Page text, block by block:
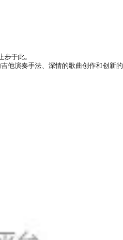
于此。
演奏手法、深情的歌曲创作和创新的